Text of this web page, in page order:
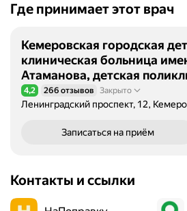
Где принимает этот врач
Кемеровская городская
клиническая больница
Атаманова, детская
№ 2
Рейтинг 4,2 из 5
4,2 266 отзывов Закрыто
Ленинградский проспект, 12,
Записаться на приём
Контакты и ссылки